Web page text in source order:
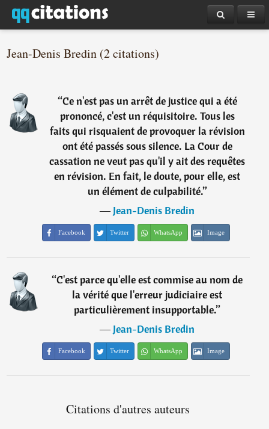
Jean-Denis Bredin (2 citations)
“Ce n'est pas un arrêt de justice qui a été
prononcé, c'est un réquisitoire. Tous les
faits qui risquaient de provoquer la révision
ont été passés sous silence. La Cour de
cassation ne veut pas qu'il y ait des requêtes
en révision. En fait, le doute, pour elle, est
un élément de culpabilité.”
―Jean-Denis Bredin
Facebook Twitter WhatsApp Image
“C'est parce qu'elle est commise au nom de
la vérité que l'erreur judiciaire est
particulièrement insupportable.”
―Jean-Denis Bredin
Facebook Twitter WhatsApp Image
Citations d'autres auteurs